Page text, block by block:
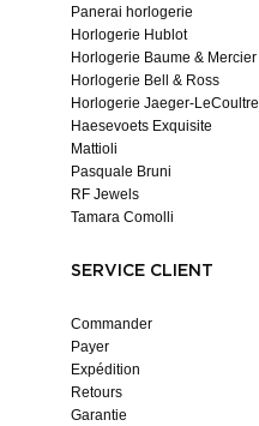
Panerai horlogerie
Horlogerie Hublot
Horlogerie Baume & Mercier
Horlogerie Bell & Ross
Horlogerie Jaeger-LeCoultre
Haesevoets Exquisite
Mattioli
Pasquale Bruni
RF Jewels
Tamara Comolli
SERVICE CLIENT
Commander
Payer
Expédition
Retours
Garantie